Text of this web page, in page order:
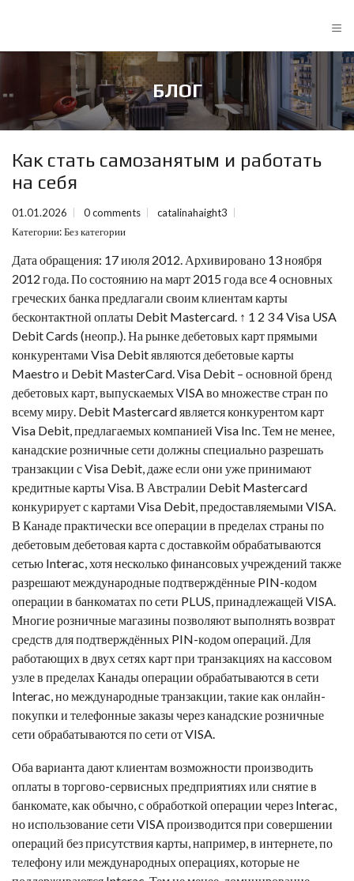
≡
БЛОГ
Как стать самозанятым и работать
на себя
01.01.2026 0 comments
catalinahaight3
Категории:Без категории
Дата обращения: 17 июля 2012. Архивировано 13 ноября
2012 года. По состоянию на март 2015 года все 4 основных
греческих банка предлагали своим клиентам карты
бесконтактной оплаты Debit Mastercard. ↑ 1 2 3 4 Visa USA
Debit Cards (неопр.). На рынке дебетовых карт прямыми
конкурентами Visa Debit являются дебетовые карты
Maestro и Debit MasterCard. Visa Debit – основной бренд
дебетовых карт, выпускаемых VISA во множестве стран по
всему миру. Debit Mastercard является конкурентом карт
Visa Debit, предлагаемых компанией Visa Inc. Тем не менее,
канадские розничные сети должны специально разрешать
транзакции с Visa Debit, даже если они уже принимают
кредитные карты Visa. В Австралии Debit Mastercard
конкурирует с картами Visa Debit, предоставляемыми VISA.
В Канаде практически все операции в пределах страны по
дебетовым дебетовая карта с доставкойм обрабатываются
сетью Interac, хотя несколько финансовых учреждений также
разрешают международные подтверждённые PIN-кодом
операции в банкоматах по сети PLUS, принадлежащей VISA.
Многие розничные магазины позволяют выполнять возврат
средств для подтверждённых PIN-кодом операций. Для
работающих в двух сетях карт при транзакциях на кассовом
узле в пределах Канады операции обрабатываются в сети
Interac, но международные транзакции, такие как онлайн-
покупки и телефонные заказы через канадские розничные
сети обрабатываются по сети от VISA.
Оба варианта дают клиентам возможности производить
оплаты в торгово-сервисных предприятиях или снятие в
банкомате, как обычно, с обработкой операции через Interac,
но использование сети VISA производится при совершении
операций без присутствия карты, например, в интернете, по
телефону или международных операциях, которые не